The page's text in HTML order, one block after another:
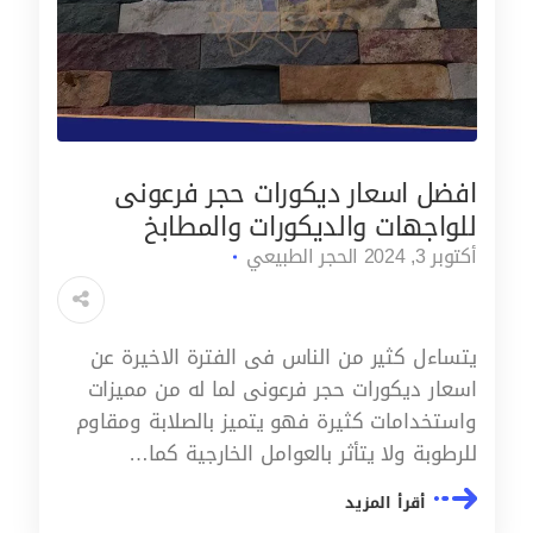
افضل اسعار ديكورات حجر فرعونى
للواجهات والديكورات والمطابخ
أكتوبر 3, 2024 الحجر الطبيعي
يتساءل كثير من الناس فى الفترة الاخيرة عن
اسعار ديكورات حجر فرعونى لما له من مميزات
واستخدامات كثيرة فهو يتميز بالصلابة ومقاوم
للرطوبة ولا يتأثر بالعوامل الخارجية كما…
أقرأ المزيد